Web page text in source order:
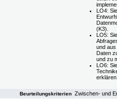
LO4:
(K3).
LO5:
und
Daten
und zu
LO6:
Beurteilungskriterien Zwischen- und